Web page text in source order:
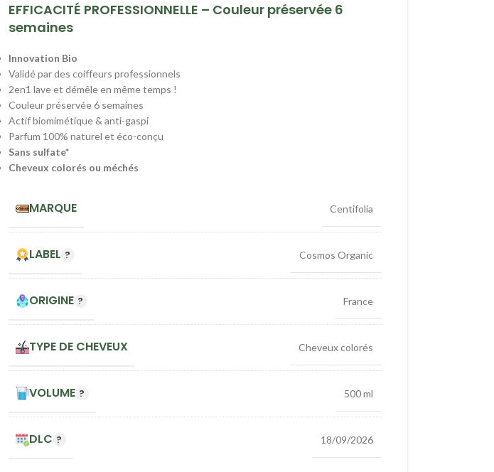
EFFICACITÉ PROFESSIONNELLE – Couleur préservée 6
semaines
Innovation Bio
Validé par des coiffeurs professionnels
2en1 lave et démêle en même temps !
Couleur préservée 6 semaines
Actif biomimétique & anti-gaspi
Parfum 100% naturel et éco-conçu
Sans sulfate*
Cheveux colorés ou méchés
MARQUE Centifolia
LABEL Cosmos Organic
ORIGINE France
TYPE DE CHEVEUX Cheveux colorés
VOLUME 500 ml
DLC 18/09/2026